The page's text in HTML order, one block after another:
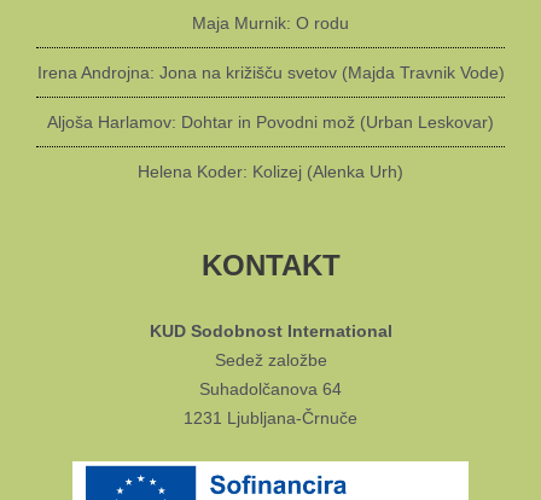
Maja Murnik: O rodu
Irena Androjna: Jona na križišču svetov (Majda Travnik Vode)
Aljoša Harlamov: Dohtar in Povodni mož (Urban Leskovar)
Helena Koder: Kolizej (Alenka Urh)
KONTAKT
KUD Sodobnost International
Sedež založbe
Suhadolčanova 64
1231 Ljubljana-Črnuče